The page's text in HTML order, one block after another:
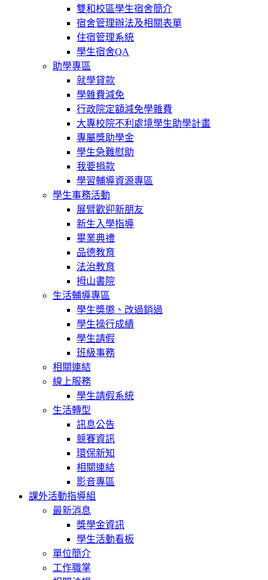
雙和校區學生宿舍簡介
宿舍管理辦法及相關表單
住宿管理系統
學生宿舍QA
助學專區
就學貸款
學雜費減免
行政院定額減免學雜費
大專校院不利處境學生助學計畫
專屬獎助學金
學生急難慰助
我要捐款
學習輔導資源專區
學生事務活動
展臂歡迎新朋友
新生入學指導
畢業典禮
品德教育
法治教育
拇山書院
生活輔導專區
學生獎懲、改過銷過
學生操行成績
學生請假
班級事務
相關連結
線上服務
學生請假系統
生活轉型
訊息公告
競賽資訊
環保新知
相關連結
影音專區
課外活動指導組
最新消息
獎學金資訊
學生活動看板
單位簡介
工作職掌